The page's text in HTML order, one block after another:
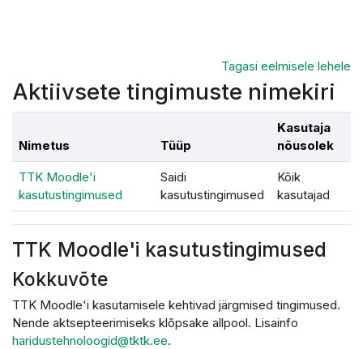
Tagasi eelmisele lehele
Aktiivsete tingimuste nimekiri
Nimetus Tüüp
Kasutaja
nõusolek
TTK Moodle'i
kasutustingimused
Saidi
kasutustingimused
Kõik
kasutajad
TTK Moodle'i kasutustingimused
Kokkuvõte
TTK Moodle'i kasutamisele kehtivad järgmised tingimused.
Nende aktsepteerimiseks klõpsake allpool. Lisainfo
haridustehnoloogid@tktk.ee.